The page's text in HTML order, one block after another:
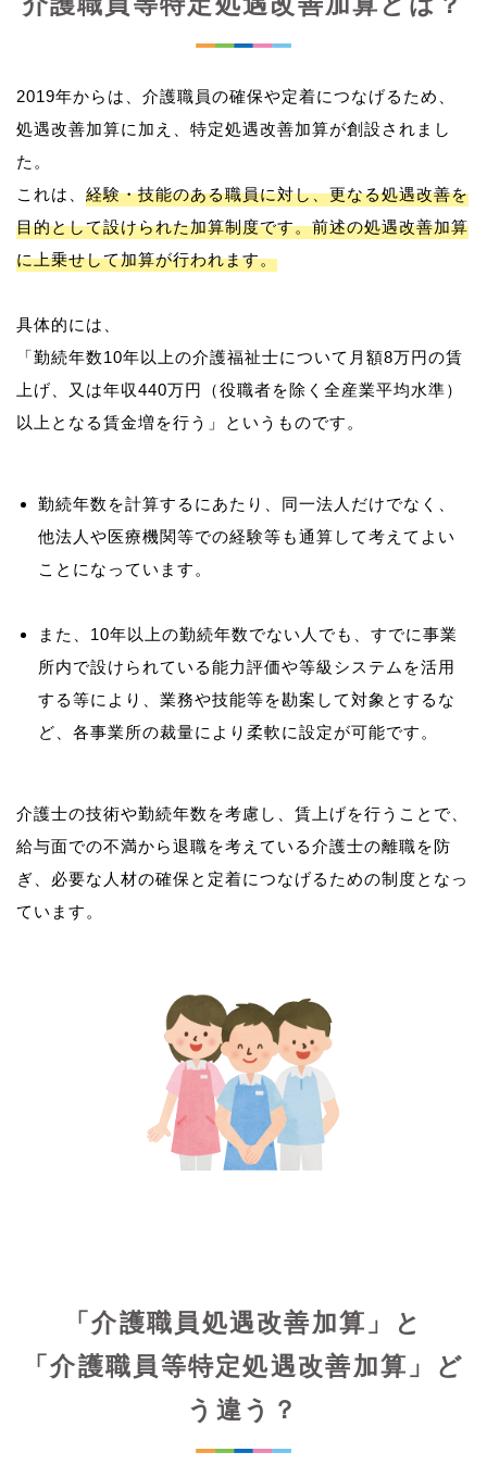
2019年からは、介護職員の確保や定着につなげるため、
処遇改善加算に加え、特定処遇改善加算が創設されまし
た。
これは、 経験・技能のある職員に対し、更なる処遇改善を
目的として設けられた加算制度です。前述の処遇改善加算
に上乗せして加算が行われます。
具体的には、
「勤続年数10年以上の介護福祉士について月額8万円の賃
上げ、又は年収440万円（役職者を除く全産業平均水準）
勤続年数を計算するにあたり、同一法人だけでなく、
他法人や医療機関等での経験等も通算して考えてよい
ことになっています。
また、10年以上の勤続年数でない人でも、すでに事業
所内で設けられている能力評価や等級システムを活用
する等により、業務や技能等を勘案して対象とするな
ど、各事業所の裁量により柔軟に設定が可能です。
介護士の技術や勤続年数を考慮し、賃上げを行うことで、
給与面での不満から退職を考えている介護士の離職を防
ぎ、必要な人材の確保と定着につなげるための制度となっ
ています。
「介護職員処遇改善加算」と
「介護職員等特定処遇改善加算」ど
う違う？